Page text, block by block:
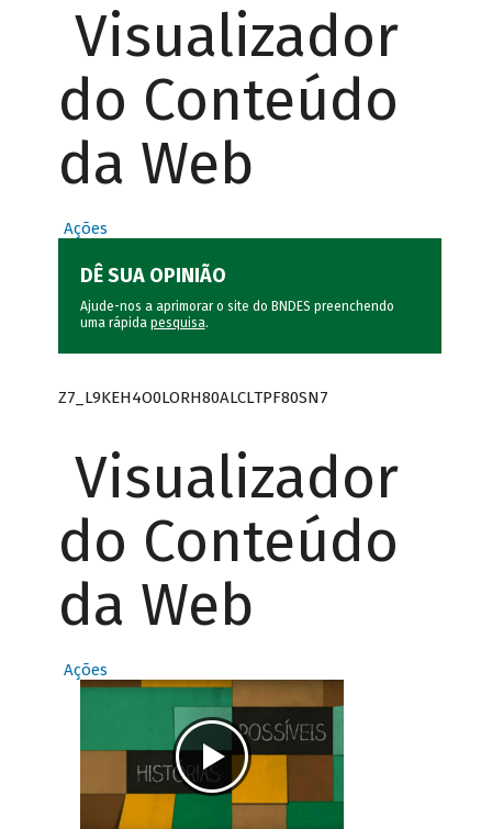
Visualizador
do Conteúdo
da Web
Ações
DÊ SUA OPINIÃO
Ajude-nos a aprimorar o site do BNDES preenchendo
uma rápida pesquisa.
Z7_L9KEH4O0LORH80ALCLTPF80SN7
Visualizador
do Conteúdo
da Web
Ações